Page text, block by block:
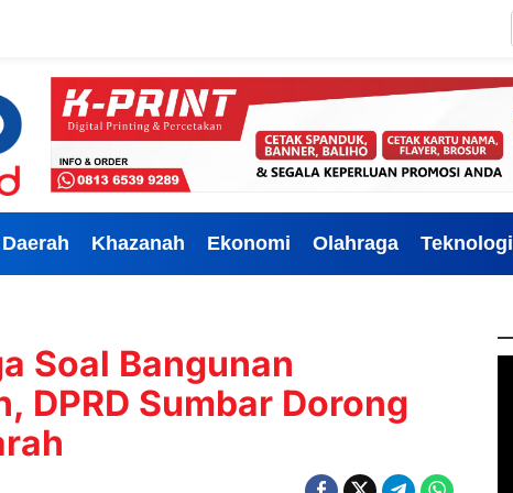
Daerah Khazanah Ekonomi Olahraga Teknologi
Soal Bangunan
DPRD Sumbar Dorong